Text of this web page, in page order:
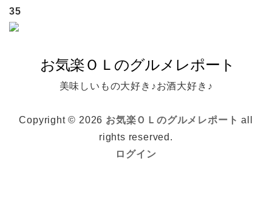
35
美味しいもの大好き♪お酒大好き♪
Copyright © 2026 お気楽ＯＬのグルメレポート all
rights reserved.
ログイン